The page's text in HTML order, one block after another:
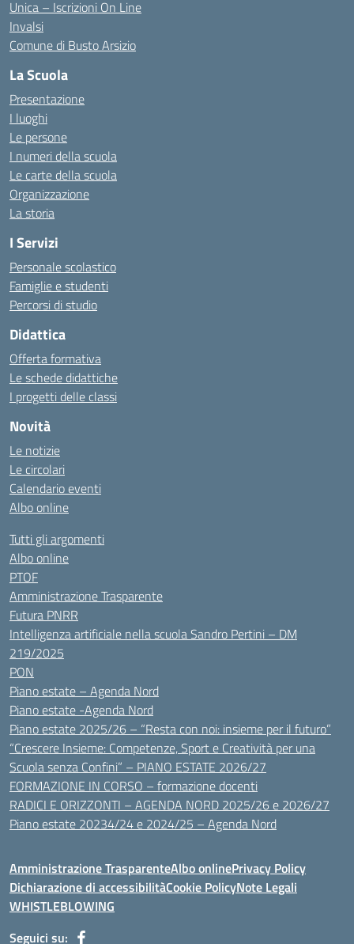
Unica – Iscrizioni On Line
Invalsi
Comune di Busto Arsizio
La Scuola
Presentazione
I luoghi
Le persone
I numeri della scuola
Le carte della scuola
Organizzazione
La storia
I Servizi
Personale scolastico
Famiglie e studenti
Percorsi di studio
Didattica
Offerta formativa
Le schede didattiche
I progetti delle classi
Novità
Le notizie
Le circolari
Calendario eventi
Albo online
Tutti gli argomenti
Albo online
PTOF
Amministrazione Trasparente
Futura PNRR
Intelligenza artificiale nella scuola Sandro Pertini – DM
219/2025
PON
Piano estate – Agenda Nord
Piano estate -Agenda Nord
Piano estate 2025/26 – “Resta con noi: insieme per il futuro”
“Crescere Insieme: Competenze, Sport e Creatività per una
Scuola senza Confini” – PIANO ESTATE 2026/27
FORMAZIONE IN CORSO – formazione docenti
RADICI E ORIZZONTI – AGENDA NORD 2025/26 e 2026/27
Piano estate 20234/24 e 2024/25 – Agenda Nord
Amministrazione TrasparenteAlbo onlinePrivacy Policy
Dichiarazione di accessibilitàCookie PolicyNote Legali
WHISTLEBLOWING
Seguici su: